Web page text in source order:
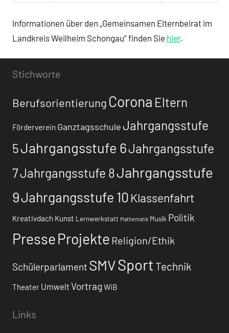
Informationen über den „Gemeinsamen Elternbeirat im
Landkreis Weilheim Schongau“ finden Sie hier.
Stichworte
Berufsorientierung Corona Eltern
Förderverein GanztagsschuleJahrgangsstufe
5Jahrgangsstufe 6Jahrgangsstufe
7Jahrgangsstufe 8Jahrgangsstufe
9Jahrgangsstufe 10 Klassenfahrt
Kreativdach Kunst Lernwerkstatt Mathematik Musik Politik
PresseProjekte Religion/Ethik
Schülerparlament SMVSport Technik
Theater UmweltVortrag WiB
Links